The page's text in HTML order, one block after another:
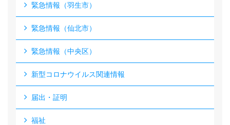
緊急情報（羽生市）
緊急情報（仙北市）
緊急情報（中央区）
新型コロナウイルス関連情報
届出・証明
福祉